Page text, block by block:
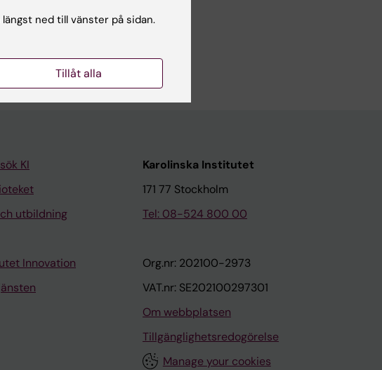
unit: A
KI
utbildning
Innovation
Karolinska Institutet
171 77 Stockholm
Tel: 08-524 800 00
Org.nr: 202100-2973
VAT.nr: SE202100297301
Om webbplatsen
Tillgänglighetsredogörelse
Manage your cookies
ned till vänster på sidan.
Tillåt alla